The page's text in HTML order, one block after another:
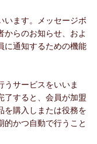
います。メッセージボ
からのお知らせ、およ
に通知するための機能
うサービスをいいま
了すると、会員が加盟
を購入しまたは役務を
的かつ自動で行うこと